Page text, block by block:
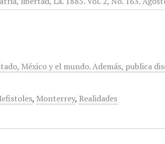
México y el mundo. Además, publica
, Monterrey, Realidades